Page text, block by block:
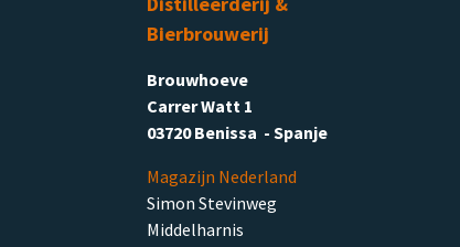
Bierbrouwerij
Brouwhoeve
Carrer Watt 1
03720 Benissa - Spanje
Magazijn Nederland
Simon Stevinweg
Middelharnis